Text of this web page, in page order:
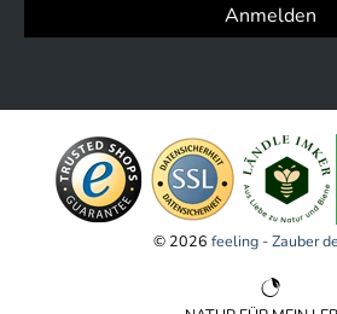
Anmelden
© 2026 feeling - Zauber